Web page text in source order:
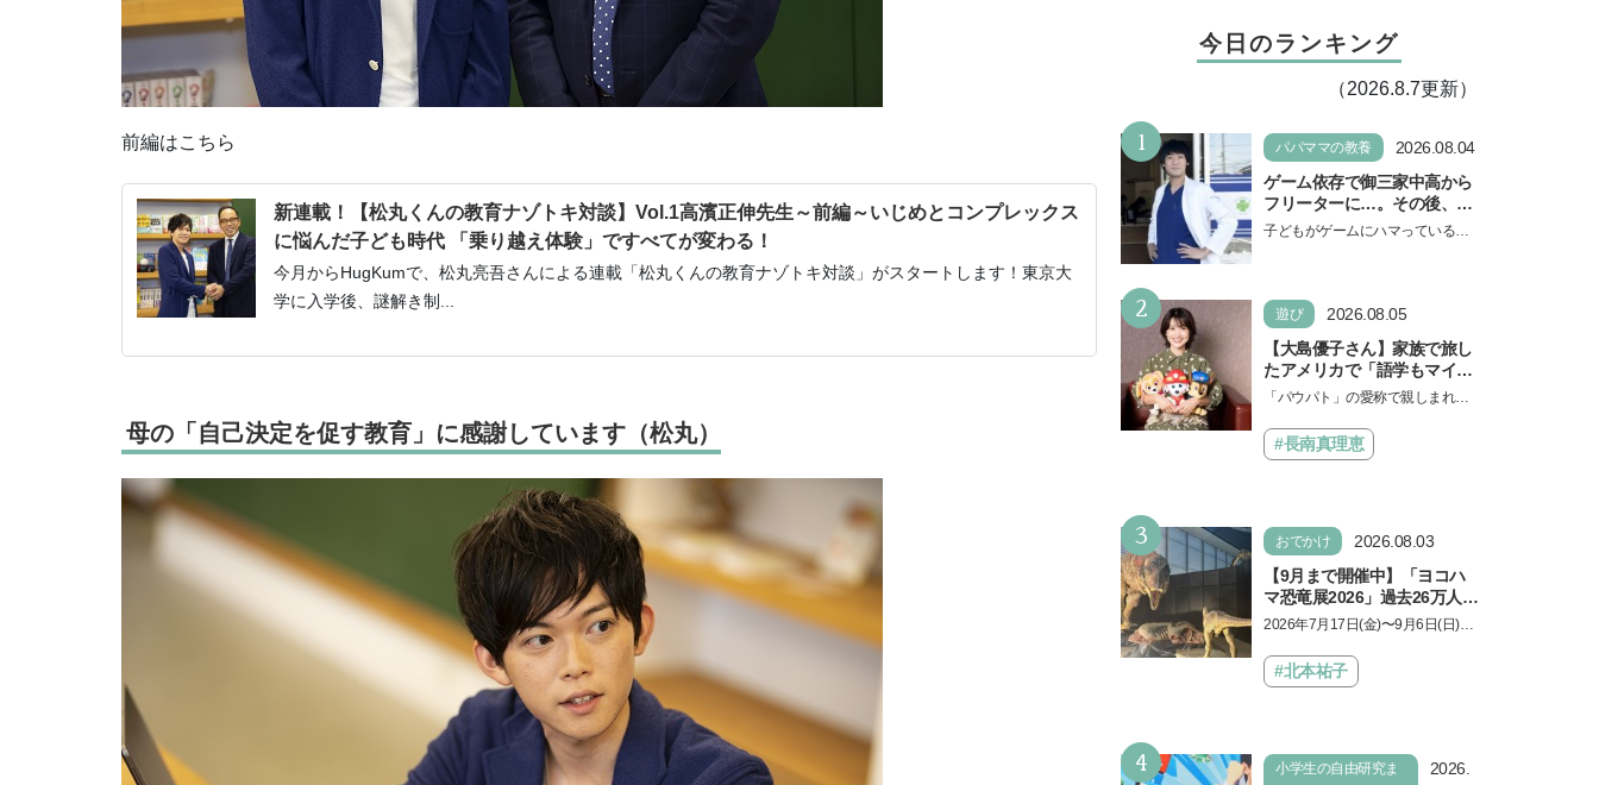
前編はこちら
新連載！【松丸くんの教育ナゾトキ対談】Vol.1高濱正伸先生～前編～いじめとコンプレックス
に悩んだ子ども時代 「乗り越え体験」ですべてが変わる！
今月からHugKumで、松丸亮吾さんによる連載「松丸くんの教育ナゾトキ対談」がスタートします！東京大
学に入学後、謎解き制...
母の「自己決定を促す教育」に感謝しています（松丸）
今日のランキング
（2026.8.7更新）
1 パパママの教養
2026.08.04
ゲーム依存で御三家中高から
フリーターに…。その後、医
学部へ逆転合格した現役医師
子どもがゲームにハマっている
2 遊び
2026.08.05
【大島優子さん】家族で旅し
たアメリカで「語学もマイン
ドも！ 子どもの成長はすごか
『パウ・パトロール ザ・ダイ
ノ・ムービー』ではあきらめ
「パウパト」の愛称で親しまれる
の劇場版シリーズ第3弾、映画『パ
ウ・パトロール ザ…
#長南真理恵
3 おでかけ
2026.08.03
【9月まで開催中】「ヨコハ
マ恐竜展2026」過去26万人を
動員した恐竜展が9年ぶりに
しむポイントを完全ガイド
2026年7月17日(金)〜9月6日(日)、
「ヨコハマ恐竜展2026〜恐竜の食
卓大図鑑〜」が開催…
#北本祐子
4
小学生の自由研究ま
2026.